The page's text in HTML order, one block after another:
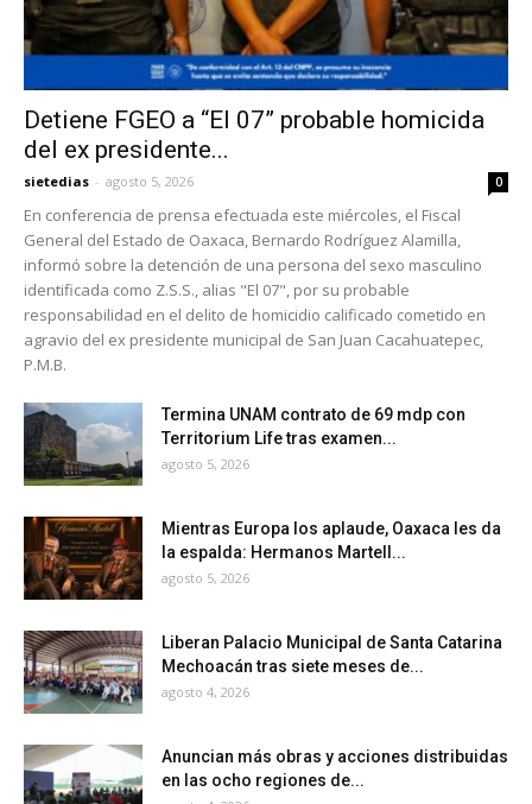
Detiene FGEO a “El 07” probable homicida
del ex presidente...
sietedias - agosto 5, 2026 0
En conferencia de prensa efectuada este miércoles, el Fiscal
General del Estado de Oaxaca, Bernardo Rodríguez Alamilla,
informó sobre la detención de una persona del sexo masculino
identificada como Z.S.S., alias "El 07", por su probable
responsabilidad en el delito de homicidio calificado cometido en
agravio del ex presidente municipal de San Juan Cacahuatepec,
P.M.B.
Termina UNAM contrato de 69 mdp con
Territorium Life tras examen...
agosto 5, 2026
Mientras Europa los aplaude, Oaxaca les da
la espalda: Hermanos Martell...
agosto 5, 2026
Liberan Palacio Municipal de Santa Catarina
Mechoacán tras siete meses de...
agosto 4, 2026
Anuncian más obras y acciones distribuidas
en las ocho regiones de...